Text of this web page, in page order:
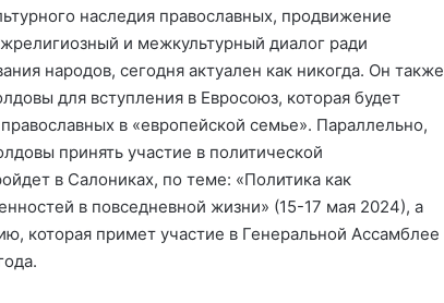
наследия православных, продвижение
и межкультурный диалог ради
народов, сегодня актуален как никогда. Он также
для вступления в Евросоюз, которая будет
в «европейской семье». Параллельно,
принять участие в политической
в Салониках, по теме: «Политика как
в повседневной жизни» (15-17 мая 2024), а
которая примет участие в Генеральной Ассамблее